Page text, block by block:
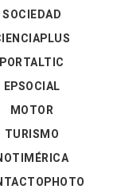
SOCIEDAD
PORTALTIC
EPSOCIAL
MOTOR
TURISMO